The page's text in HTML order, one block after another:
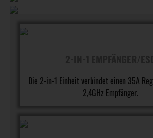
Die 2-in-1 Einheit verbindet einen 35A
2,4GHz Empfänger.